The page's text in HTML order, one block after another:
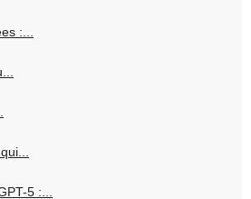
:...
5 :...